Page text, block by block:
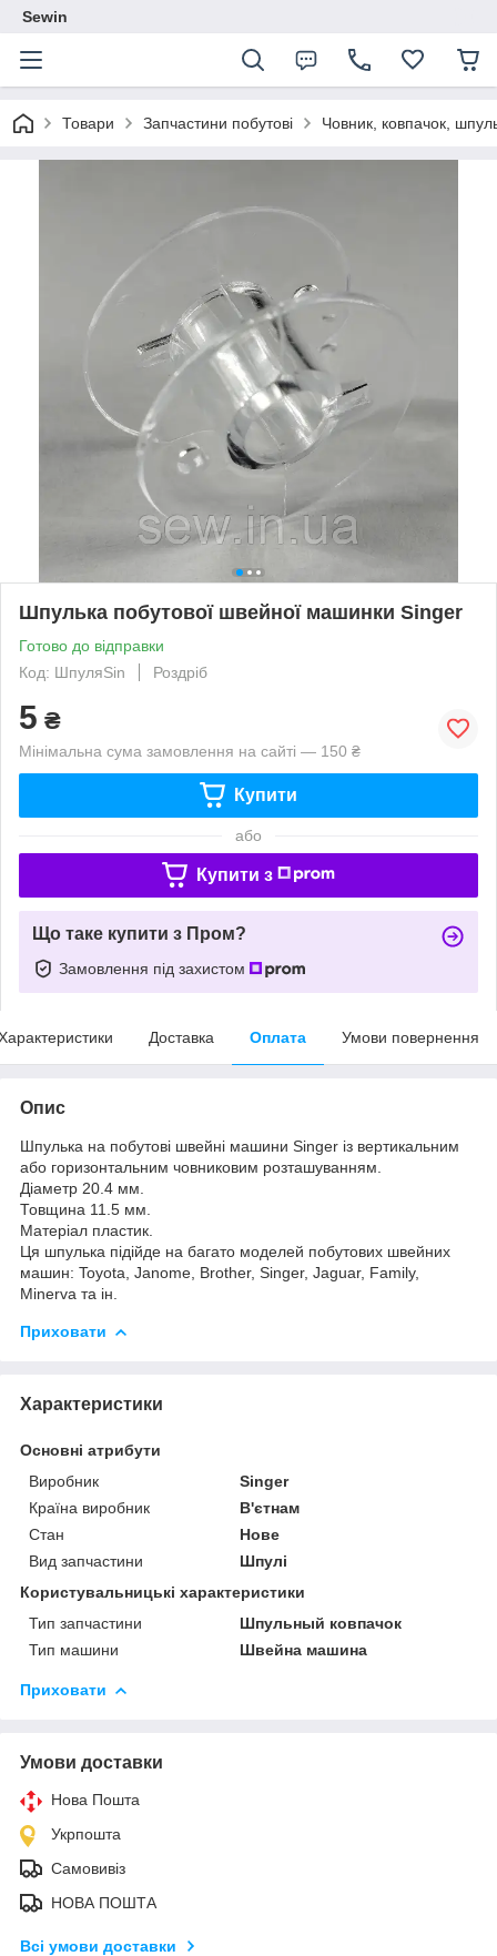
Sewin
Товари Запчастини побутові Човник, ковпачок,
Шпулька побутової швейної машинки Singer
Готово до відправки
Код: ШпуляSin
Роздріб
5 ₴
Мінімальна сума замовлення на сайті — 150 ₴
Купити
або
Купити з
Що таке купити з Пром?
Замовлення під захистом
Доставка Оплата Умови повернення
Опис
Шпулька на побутові швейні машини Singer із вертикальним
або горизонтальним човниковим розташуванням.
Діаметр 20.4 мм.
Товщина 11.5 мм.
Матеріал пластик.
Ця шпулька підійде на багато моделей побутових швейних
машин: Toyota, Janome, Brother, Singer, Jaguar, Family,
Minerva та ін.
Приховати
Характеристики
Основні атрибути
Виробник
Singer
Країна виробник
В'єтнам
Стан
Нове
Вид запчастини
Шпулі
Користувальницькі характеристики
Тип запчастини
Шпульный ковпачок
Тип машини
Швейна машина
Приховати
Умови доставки
Нова Пошта
Укрпошта
Самовивіз
НОВА ПОШТА
Всі умови доставки